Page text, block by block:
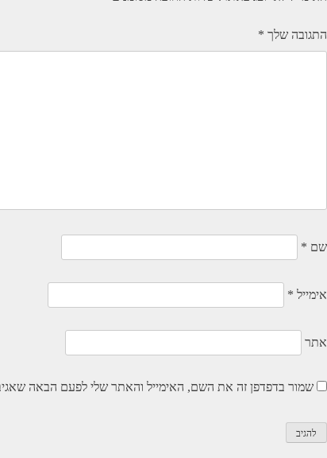
התגובה שלך *
שם *
אימייל *
אתר
שמור בדפדפן זה את השם, האימייל והאתר שלי לפעם הבאה